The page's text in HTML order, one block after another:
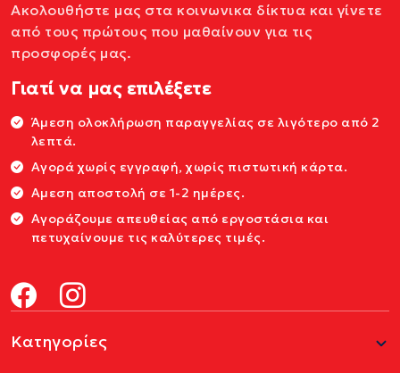
Ακολουθήστε μας στα κοινωνικα δίκτυα και γίνετε
από τους πρώτους που μαθαίνουν για τις
προσφορές μας.
Γιατί να μας επιλέξετε
Άμεση ολοκλήρωση παραγγελίας σε λιγότερο από 2
λεπτά.
Αγορά χωρίς εγγραφή, χωρίς πιστωτική κάρτα.
Αμεση αποστολή σε 1-2 ημέρες.
Αγοράζουμε απευθείας από εργοστάσια και
πετυχαίνουμε τις καλύτερες τιμές.
Κατηγορίες